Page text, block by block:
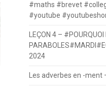
#maths #brevet
#youtube
LEÇON 4 – #POURQUOI
2024
Les adverbes en -